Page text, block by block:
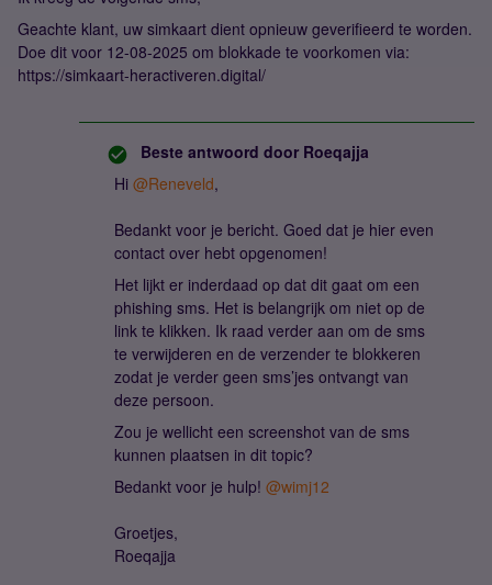
Geachte klant, uw simkaart dient opnieuw geverifieerd te worden.
Doe dit voor 12-08-2025 om blokkade te voorkomen via:
https://simkaart-heractiveren.digital/
Beste antwoord door Roeqajja
Hi ​ @Reneveld,
Bedankt voor je bericht. Goed dat je hier even
contact over hebt opgenomen!
Het lijkt er inderdaad op dat dit gaat om een
phishing sms. Het is belangrijk om niet op de
link te klikken. Ik raad verder aan om de sms
te verwijderen en de verzender te blokkeren
zodat je verder geen sms’jes ontvangt van
deze persoon.
Zou je wellicht een screenshot van de sms
kunnen plaatsen in dit topic?
Bedankt voor je hulp! ​ @wimj12
Groetjes,
Roeqajja